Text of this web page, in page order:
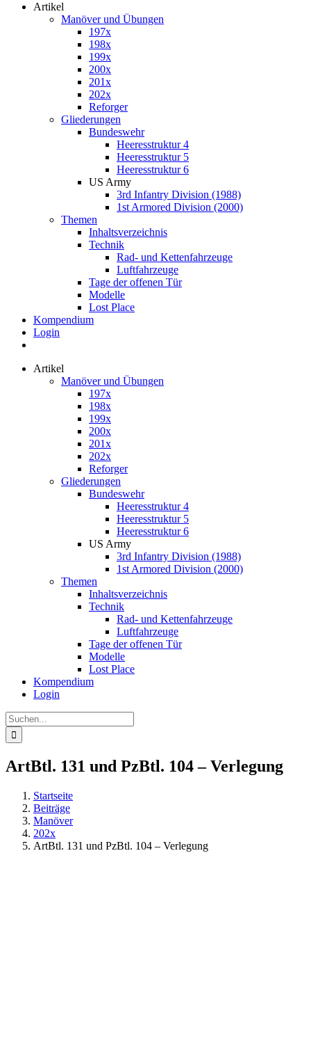
Artikel
Manöver und Übungen
197x
198x
199x
200x
201x
202x
Reforger
Gliederungen
Bundeswehr
Heeresstruktur 4
Heeresstruktur 5
Heeresstruktur 6
US Army
3rd Infantry Division (1988)
1st Armored Division (2000)
Themen
Inhaltsverzeichnis
Technik
Rad- und Kettenfahrzeuge
Luftfahrzeuge
Tage der offenen Tür
Modelle
Lost Place
Kompendium
Login
Artikel
Manöver und Übungen
197x
198x
199x
200x
201x
202x
Reforger
Gliederungen
Bundeswehr
Heeresstruktur 4
Heeresstruktur 5
Heeresstruktur 6
US Army
3rd Infantry Division (1988)
1st Armored Division (2000)
Themen
Inhaltsverzeichnis
Technik
Rad- und Kettenfahrzeuge
Luftfahrzeuge
Tage der offenen Tür
Modelle
Lost Place
Kompendium
Login
Suche
nach:
ArtBtl. 131 und PzBtl. 104 – Verlegung
Startseite
Beiträge
Manöver
202x
ArtBtl. 131 und PzBtl. 104 – Verlegung